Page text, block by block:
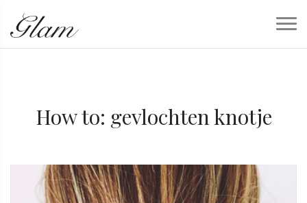
How to: gevlochten knotje